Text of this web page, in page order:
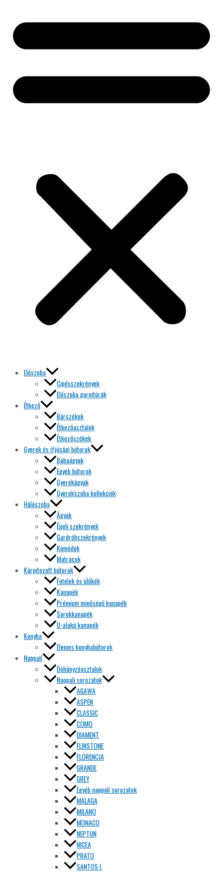
Előszoba
Cipősszekrények
Előszoba garnitúrák
Étkező
Bárszékek
Étkezőasztalok
Étkezőszékek
Gyerek és ifjúsági bútorok
Babaágyak
Egyéb bútorok
Gyerekágyak
Gyerekszoba kollekciók
Hálószoba
Ágyak
Éjjeli szekrények
Gardróbszekrények
Komódok
Matracok
Kárpitozott bútorok
Fotelek és ülőkék
Kanapék
Prémium minőségű kanapék
Sarokkanapék
U-alakú kanapék
Konyha
Elemes konyhabútorok
Nappali
Dohányzóasztalok
Nappali sorozatok
AGAWA
ASPEN
CLASSIC
COMO
DIAMENT
FLINSTONE
FLORENCJA
GRANDE
GREY
Egyéb nappali sorozatok
MALAGA
MILANO
MONACO
NEPTUN
NICEA
PRATO
SANTOS I.